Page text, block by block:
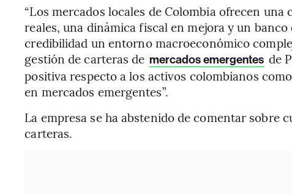
“Los mercados locales de Colombia ofrecen
reales, una dinámica fiscal en mejora y un
credibilidad un entorno macroeconómico
gestión de carteras de mercados emergentes de
positiva respecto a los activos colombianos
en mercados emergentes”.
La empresa se ha abstenido de comentar sobre
carteras.